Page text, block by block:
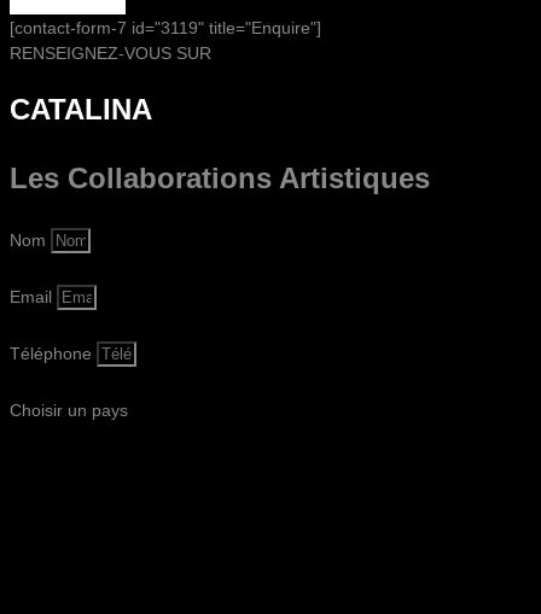
[contact-form-7 id="3119" title="Enquire"]
RENSEIGNEZ-VOUS SUR
CATALINA
Les Collaborations Artistiques
Nom
Email
Téléphone
Choisir un pays